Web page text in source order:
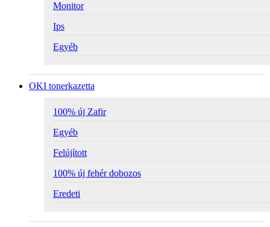
Monitor
Ips
Egyéb
OKI tonerkazetta
100% új Zafir
Egyéb
Felújított
100% új fehér dobozos
Eredeti